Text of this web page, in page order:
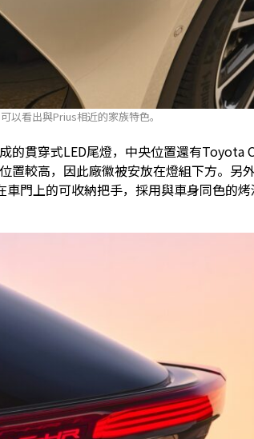
以看出與Prius相近的家族特色。
的貫穿式LED尾燈，中央位置還有Toyota
置較高，因此廠徽被安放在燈組下方。另
門上的可收納把手，採用與車身同色的